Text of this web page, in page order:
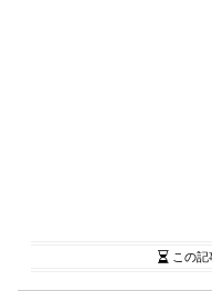
この記